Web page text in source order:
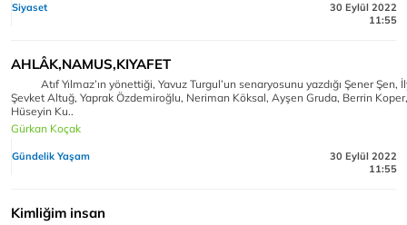
Siyaset
30 Eylül 2022
11:55
AHLÂK,NAMUS,KIYAFET
Atıf Yılmaz’ın yönettiği, Yavuz Turgul’un senaryosunu yazdığı Şener Şen,
Şevket Altuğ, Yaprak Özdemiroğlu, Neriman Köksal, Ayşen Gruda, Berrin
Hüseyin Ku..
Gürkan Koçak
Gündelik Yaşam
30 Eylül 2022
11:55
Kimliğim insan